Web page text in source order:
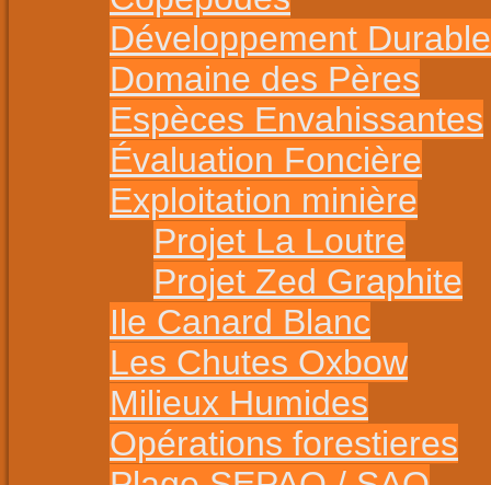
Développement Durable
Domaine des Pères
Espèces Envahissantes
Évaluation Foncière
Exploitation minière
Projet La Loutre
Projet Zed Graphite
Ile Canard Blanc
Les Chutes Oxbow
Milieux Humides
Opérations forestieres